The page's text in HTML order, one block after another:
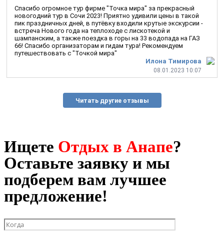
Илона Тимирова
08.01.2023 10:07
Спасибо огромное тур фирме "Точка мира" за прекрасный
новогодний тур в Сочи 2023! Приятно удивили цены в такой
пик праздничных дней, в путёвку входили крутые экскурсии -
встреча Нового года на теплоходе с лискотекой и
шампанским, а также поездка в горы на 33 водопада на ГАЗ
66! Спасибо организаторам и гидам тура! Рекомендуем
путешествовать с "Точкой мира"
Читать другие отзывы
Ищете Отдых в Анапе?
Оставьте заявку и мы
подберем вам лучшее
предложение!